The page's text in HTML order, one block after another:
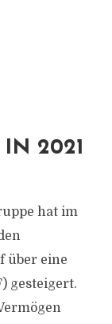
IN 2021
hat im
über eine
gesteigert.